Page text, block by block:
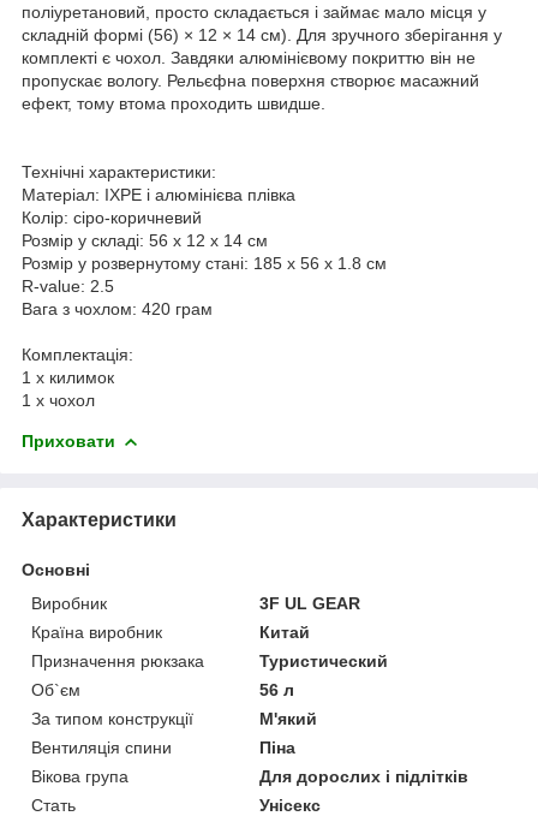
поліуретановий, просто складається і займає мало місця у
складній формі (56) × 12 × 14 см). Для зручного зберігання у
комплекті є чохол. Завдяки алюмінієвому покриттю він не
пропускає вологу. Рельєфна поверхня створює масажний
ефект, тому втома проходить швидше.
Технічні характеристики:
Матеріал: IXPE і алюмінієва плівка
Колір: сіро-коричневий
Розмір у складі: 56 x 12 x 14 см
Розмір у розвернутому стані: 185 x 56 x 1.8 см
R-value: 2.5
Вага з чохлом: 420 грам
Комплектація:
1 х килимок
1 х чохол
Приховати
Характеристики
Основні
Виробник
3F UL GEAR
Країна виробник
Китай
Призначення рюкзака
Туристический
Об`єм
56 л
За типом конструкції
М'який
Вентиляція спини
Піна
Вікова група
Для дорослих і підлітків
Стать
Унісекс